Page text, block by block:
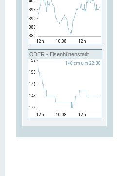
ODER - Eisenhüttenstadt